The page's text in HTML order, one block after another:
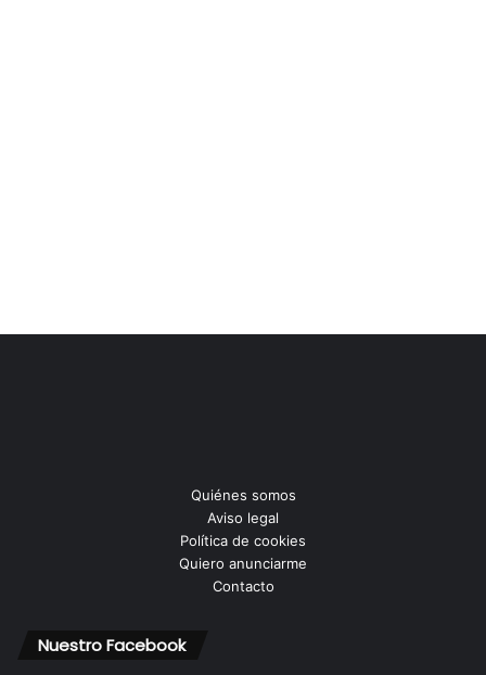
Quiénes somos
Aviso legal
Política de cookies
Quiero anunciarme
Contacto
Nuestro Facebook